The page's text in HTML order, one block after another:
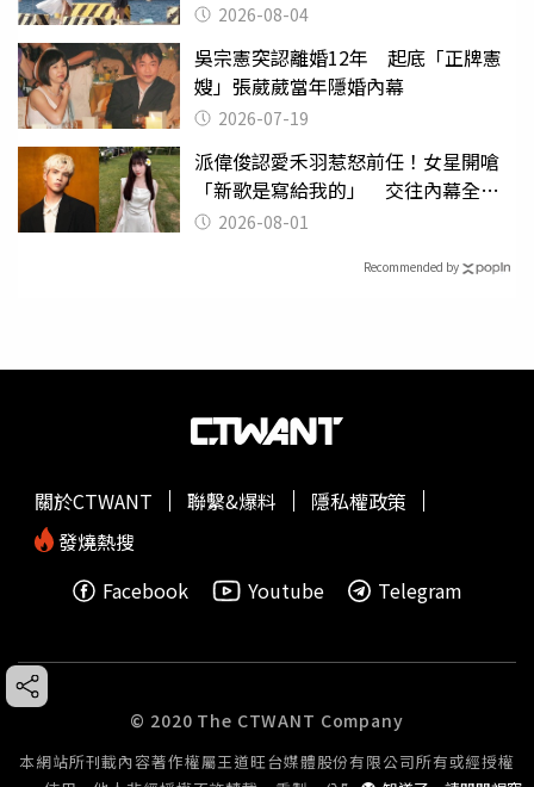
2026-08-04
吳宗憲突認離婚12年 起底「正牌憲
嫂」張葳葳當年隱婚內幕
2026-07-19
派偉俊認愛禾羽惹怒前任！女星開嗆
「新歌是寫給我的」 交往內幕全說
了 2026-08-01
Recommended by
關於CTWANT 聯繫&爆料
隱私權政策
發燒熱搜
Facebook
Youtube Telegram
© 2020 The CTWANT Company
本網站所刊載內容著作權屬王道旺台媒體股份有限公司所有或經授權